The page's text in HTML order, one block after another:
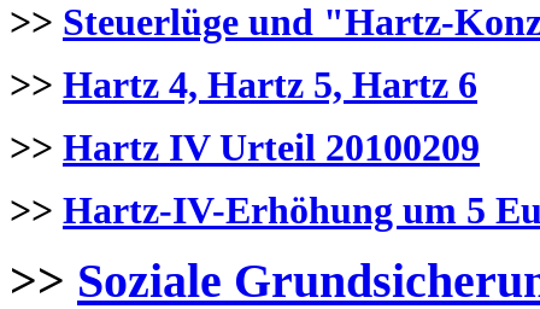
>> Steuerlüge und "Hartz-
>> Hartz 4, Hartz 5, Hartz 6
>> Hartz IV Urteil 20100209
>> Hartz-IV-Erhöhung um 5
>> Soziale